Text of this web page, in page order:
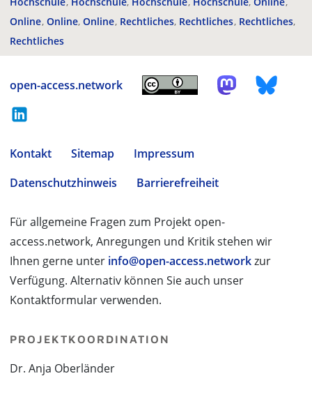
Online Online Online Rechtliches Rechtliches Rechtliches
Rechtliches
open-access.network
Kontakt Sitemap
Impressum
Datenschutzhinweis
Barrierefreiheit
Für allgemeine Fragen zum Projekt open-
access.network, Anregungen und Kritik stehen wir
Ihnen gerne unter info@open-access.networkzur
Verfügung. Alternativ können Sie auch unser
Kontaktformular verwenden.
PROJEKTKOORDINATION
Dr. Anja Oberländer